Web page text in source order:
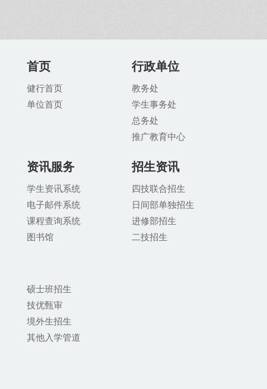
首页
健行首页
单位首页
行政单位
教务处
学生事务处
总务处
推广教育中心
资讯服务
学生资讯系统
电子邮件系统
课程查询系统
图书馆
招生资讯
四技联合招生
日间部单独招生
进修部招生
二技招生
硕士班招生
技优甄审
境外生招生
其他入学管道